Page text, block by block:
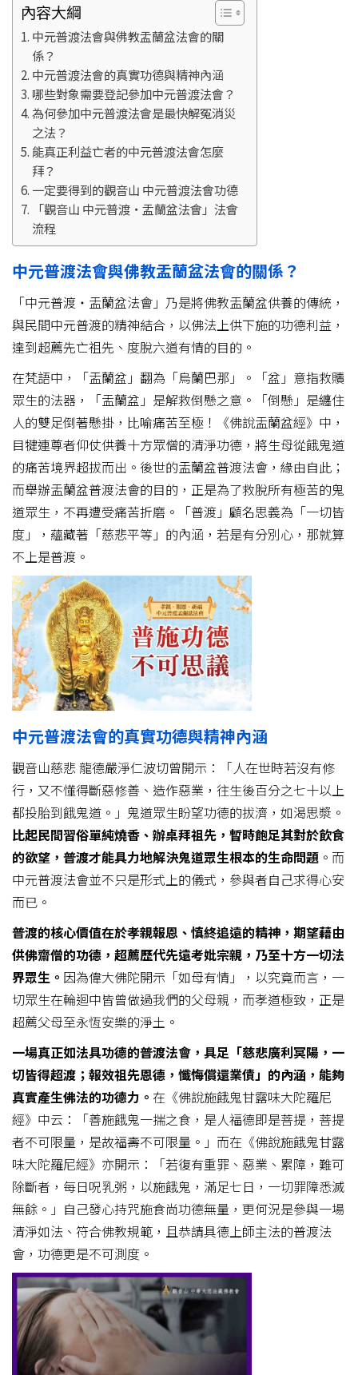
內容大綱
中元普渡法會與佛教盂蘭盆法會的關
係？
中元普渡法會的真實功德與精神內涵
哪些對象需要登記參加中元普渡法會？
為何參加中元普渡法會是最快解冤消災
之法？
能真正利益亡者的中元普渡法會怎麼
拜？
一定要得到的觀音山 中元普渡法會功德
「觀音山 中元普渡‧盂蘭盆法會」法會
流程
中元普渡法會與佛教盂蘭盆法會的關係？
「中元普渡‧盂蘭盆法會」乃是將佛教盂蘭盆供養的傳統，
與民間中元普渡的精神結合，以佛法上供下施的功德利益，
達到超薦先亡祖先、度脫六道有情的目的。
在梵語中，「盂蘭盆」翻為「烏蘭巴那」。「盆」意指救贖
眾生的法器，「盂蘭盆」是解救倒懸之意。「倒懸」是纏住
人的雙足倒著懸掛，比喻痛苦至極！《佛說盂蘭盆經》中，
目犍連尊者仰仗供養十方眾僧的清淨功德，將生母從餓鬼道
的痛苦境界超拔而出。後世的盂蘭盆普渡法會，緣由自此；
而舉辦盂蘭盆普渡法會的目的，正是為了救脫所有極苦的鬼
道眾生，不再遭受痛苦折磨。「普渡」顧名思義為「一切皆
度」，蘊藏著「慈悲平等」的內涵，若是有分別心，那就算
不上是普渡。
中元普渡法會的真實功德與精神內涵
觀音山慈悲 龍德嚴淨仁波切曾開示：「人在世時若沒有修
行，又不懂得斷惡修善、造作惡業，往生後百分之七十以上
都投胎到餓鬼道。」鬼道眾生盼望功德的拔濟，如渴思漿。
比起民間習俗單純燒香、辦桌拜祖先，暫時飽足其對於飲食
的欲望，普渡才能具力地解決鬼道眾生根本的生命問題 。而
中元普渡法會並不只是形式上的儀式，參與者自己求得心安
而已。
普渡的核心價值在於孝親報恩、慎終追遠的精神，期望藉由
供佛齋僧的功德，超薦歷代先遠考妣宗親，乃至十方一切法
界眾生。 因為偉大佛陀開示「如母有情」，以究竟而言，一
切眾生在輪迴中皆曾做過我們的父母親，而孝道極致，正是
超薦父母至永恆安樂的淨土。
一場真正如法具功德的普渡法會，具足「慈悲廣利冥陽，一
切皆得超渡；報效祖先恩德，懺悔償還業債」的內涵，能夠
真實產生佛法的功德力。 在《佛說施餓鬼甘露味大陀羅尼
經》中云：「善施餓鬼一揣之食，是人福德即是菩提，菩提
者不可限量，是故福壽不可限量。」而在《佛說施餓鬼甘露
味大陀羅尼經》亦開示：「若復有重罪、惡業、累障，難可
除斷者，每日呪乳粥，以施餓鬼，滿足七日，一切罪障悉滅
無餘。」自己發心持咒施食尚功德無量，更何況是參與一場
清淨如法、符合佛教規範，且恭請具德上師主法的普渡法
會，功德更是不可測度。